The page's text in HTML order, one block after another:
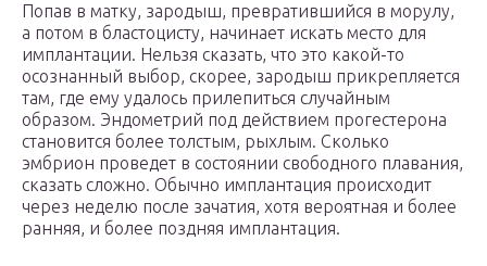
Попав в матку, зародыш, превратившийся в морулу,
а потом в бластоцисту, начинает искать место для
имплантации. Нельзя сказать, что это какой-то
осознанный выбор, скорее, зародыш прикрепляется
там, где ему удалось прилепиться случайным
образом. Эндометрий под действием прогестерона
становится более толстым, рыхлым. Сколько
эмбрион проведет в состоянии свободного плавания,
сказать сложно. Обычно имплантация происходит
через неделю после зачатия, хотя вероятная и более
ранняя, и более поздняя имплантация.